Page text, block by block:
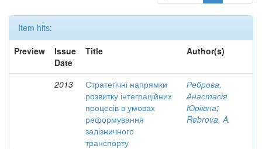
Item hits:
Preview
Issue
Date
Title Author(s)
2013
Стратегічні напрямки
розвитку інтеграційних
процесів в умовах
реформування
залізничного
транспорту
Реброва,
Анастасія
Юріївна;
Rebrova, A.